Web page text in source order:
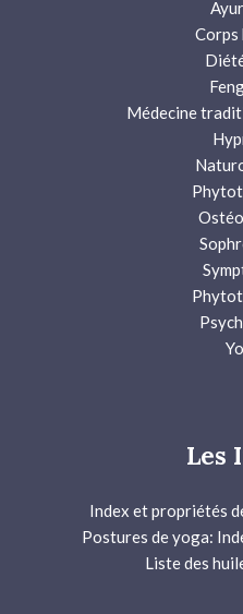
Corps
Médecine
Les
Index et propriétés
Postures de yoga:
Liste des